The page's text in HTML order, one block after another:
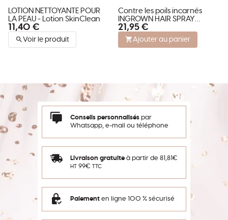
LOTION NETTOYANTE POUR
LA PEAU - Lotion SkinClean
11,40 €
Voir le produit
Contre les poils incarnés
INGROWN HAIR SPRAY
SOLUTION
21,95 €
Ajouter au panier
Conseils personnalisés par
Whatsapp, e-mail ou téléphone
Livraison gratuite à partir de 81,81€
HT 99€ TTC
Paiement en ligne 100 % sécurisé